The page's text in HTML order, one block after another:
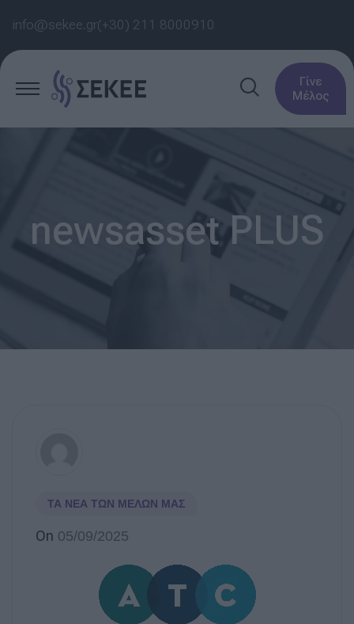
info@sekee.gr(+30) 211 8000910
Γίνε
Μέλος
newsasset PLUS
ΤΑ ΝΈΑ ΤΩΝ ΜΕΛΏΝ ΜΑΣ
On 05/09/2025